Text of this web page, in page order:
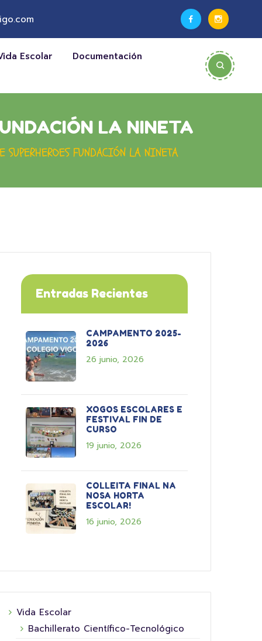
Escolar
Documentación
LA NINETA
SUPERHEROES FUNDACIÓN LA NINETA
Entradas Recientes
CAMPAMENTO 2025-
2026
26 junio, 2026
XOGOS ESCOLARES E
FESTIVAL FIN DE
CURSO
19 junio, 2026
COLLEITA FINAL NA
NOSA HORTA
ESCOLAR!
16 junio, 2026
Vida Escolar
Bachillerato Científico-Tecnológico